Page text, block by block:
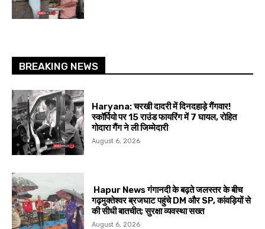
BREAKING NEWS
Haryana: चरखी दादरी में दिनदहाड़े गैंगवार!
स्कॉर्पियो पर 15 राउंड फायरिंग में 7 घायल, रोहित
गोदारा गैंग ने ली जिम्मेदारी
August 6, 2026
Hapur News गंगानदी के बढ़ते जलस्तर के बीच
गढ़मुक्तेश्वर ब्रजघाट पहुंचे DM और SP, कांवड़ियों से
की सीधी बातचीत; सुरक्षा व्यवस्था सख्त
August 6, 2026